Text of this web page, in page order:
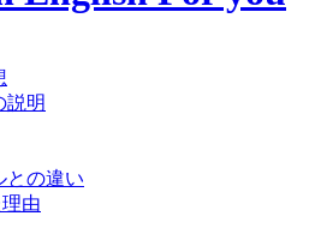
説明
との違い
由